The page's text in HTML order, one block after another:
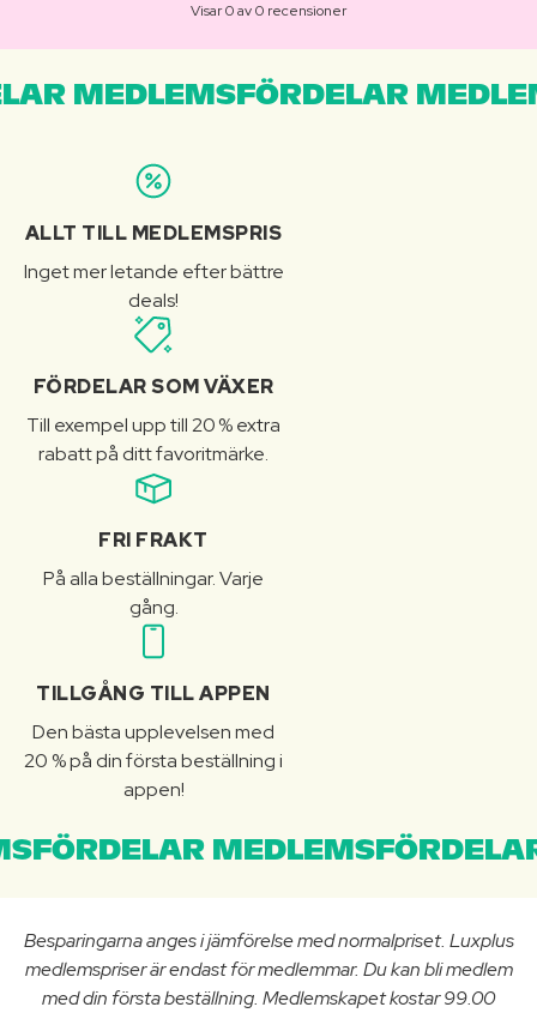
Visar 0 av 0 recensioner
MEDLEMSFÖRDELAR
ALLT TILL MEDLEMSPRIS
Inget mer letande efter bättre
deals!
FÖRDELAR SOM VÄXER
Till exempel upp till 20 % extra
rabatt på ditt favoritmärke.
FRI FRAKT
På alla beställningar. Varje
gång.
TILLGÅNG TILL APPEN
Den bästa upplevelsen med
20 % på din första beställning i
appen!
Besparingarna anges i jämförelse med normalpriset. Luxplus
medlemspriser är endast för medlemmar. Du kan bli medlem
med din första beställning. Medlemskapet kostar 99.00